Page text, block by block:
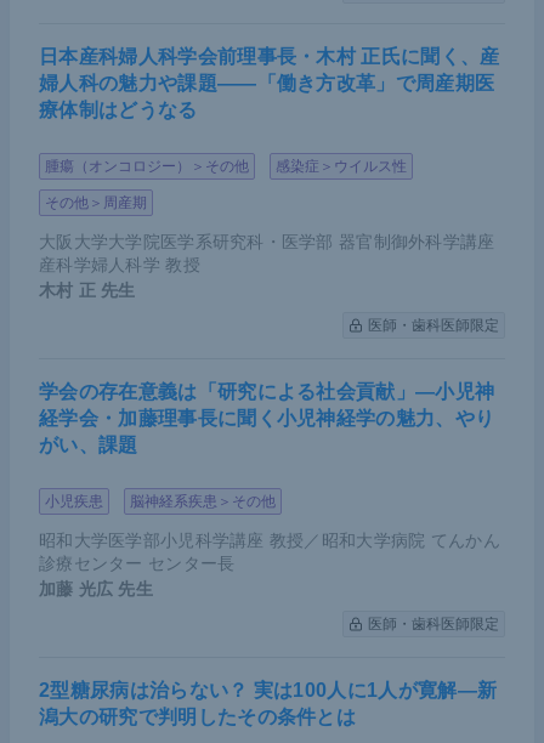
遺伝学的検査は本人や家族員の診断や予後予測に
有用であるが、適切な遺伝カウンセリングのもと
で行われることが重要である
日本産科婦人科学会前理事長・木村 正氏に聞く、産
婦人科の魅力や課題――「働き方改革」で周産期医
療体制はどうなる
腫瘍（オンコロジー）＞その他 感染症＞ウイルス性
その他＞周産期
大阪大学大学院医学系研究科・医学部 器官制御外科学講座
産科学婦人科学 教授
木村 正 先生
医師・歯科医師限定
学会の存在意義は「研究による社会貢献」―小児神
経学会・加藤理事長に聞く小児神経学の魅力、やり
がい、課題
小児疾患 脳神経系疾患＞その他
昭和大学医学部小児科学講座 教授／昭和大学病院 てんかん
診療センター センター長
加藤 光広 先生
医師・歯科医師限定
2型糖尿病は治らない？ 実は100人に1人が寛解―新
潟大の研究で判明したその条件とは